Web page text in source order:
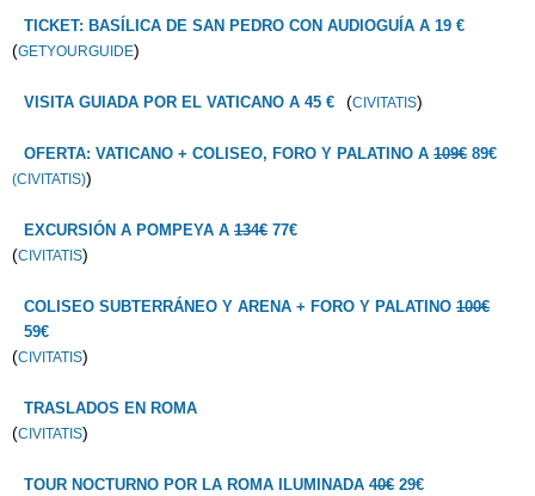
TICKET: BASÍLICA DE SAN PEDRO CON AUDIOGUÍA A 19 €
(GETYOURGUIDE)
VISITA GUIADA POR EL VATICANO A 45 € (CIVITATIS)
OFERTA: VATICANO + COLISEO, FORO Y PALATINO A 109€ 89€
(CIVITATIS))
EXCURSIÓN A POMPEYA A 134€ 77€
(CIVITATIS)
COLISEO SUBTERRÁNEO Y ARENA + FORO Y PALATINO 100€
59€
(CIVITATIS)
TRASLADOS EN ROMA
(CIVITATIS)
TOUR NOCTURNO POR LA ROMA ILUMINADA 40€ 29€